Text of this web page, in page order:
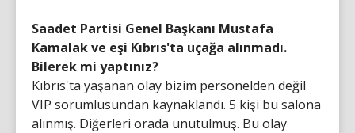
Saadet Partisi Genel Başkanı Mustafa
Kamalak ve eşi Kıbrıs'ta uçağa alınmadı.
Bilerek mi yaptınız?
Kıbrıs'ta yaşanan olay bizim personelden değil
VIP sorumlusundan kaynaklandı. 5 kişi bu salona
alınmış. Diğerleri orada unutulmuş. Bu olay